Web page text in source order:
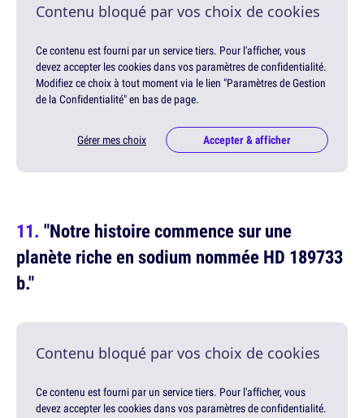
Contenu bloqué par vos choix de cookies
Ce contenu est fourni par un service tiers. Pour l'afficher, vous
devez accepter les cookies dans vos paramètres de confidentialité.
Modifiez ce choix à tout moment via le lien "Paramètres de Gestion
de la Confidentialité" en bas de page.
Gérer mes choix Accepter & afficher
"Notre histoire commence sur une
planète riche en sodium nommée HD 189733
b."
Contenu bloqué par vos choix de cookies
Ce contenu est fourni par un service tiers. Pour l'afficher, vous
devez accepter les cookies dans vos paramètres de confidentialité.